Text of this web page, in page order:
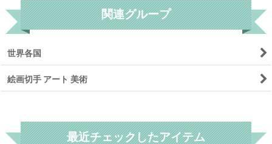
関連グループ
世界各国
絵画切手 アート 美術
最近チェックしたアイテム